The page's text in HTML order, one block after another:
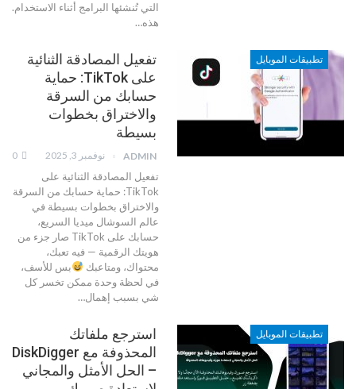
التي تُنشئها البرامج أثناء الاستخدام.
هذه…
تطبيقات الموبايل
تفعيل المصادقة الثنائية
على TikTok: حماية
حسابك من السرقة
والاختراق بخطوات
بسيطة
ADMIN نوفمبر 3, 2025
تفعيل المصادقة الثنائية على
TikTok: حماية حسابك من السرقة
والاختراق بخطوات بسيطة في
عالم السوشال ميديا السريع،
حسابك على TikTok صار جزء من
هويتك الرقمية — فيه تعبك،
محتواك، ومتاعبك
بس للأسف،
في لحظة وحدة ممكن تخسر كل
شي بسبب إهمال…
تطبيقات الموبايل
استرجع ملفاتك
المحذوفة مع DiskDigger
– الحل الأمثل والمجاني